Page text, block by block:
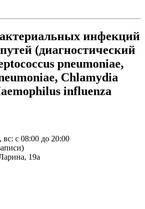
инфекций
(диагностический
pneumoniae,
Chlamydia
influenza
с 08:00 до 20:00
19а